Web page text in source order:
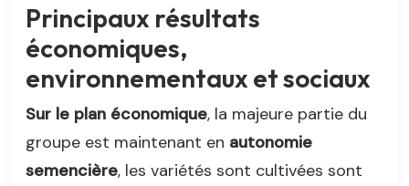
Principaux résultats
économiques,
environnementaux et sociaux
Sur le plan économique, la majeure partie du
groupe est maintenant en autonomie
semencière, les variétés sont cultivées sont